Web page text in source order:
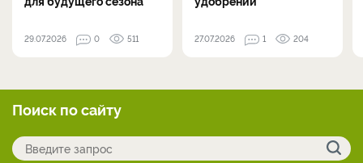
29.07.2026 0 511 27.07.2026 1 204
Поиск по сайту